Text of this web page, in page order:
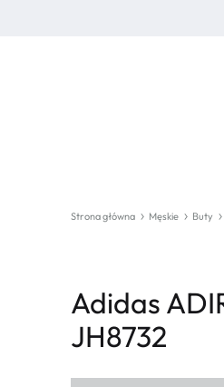
Strona główna Męskie Buty
Adidas
JH8732